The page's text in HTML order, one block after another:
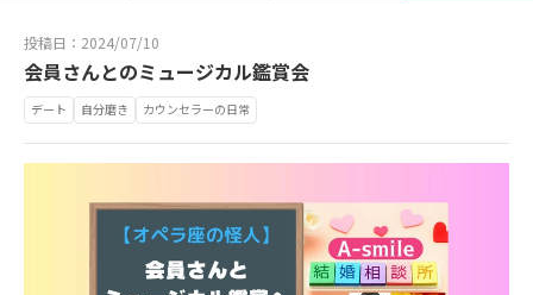
投稿日：2024/07/10
会員さんとのミュージカル鑑賞会
デート 自分磨き カウンセラーの日常